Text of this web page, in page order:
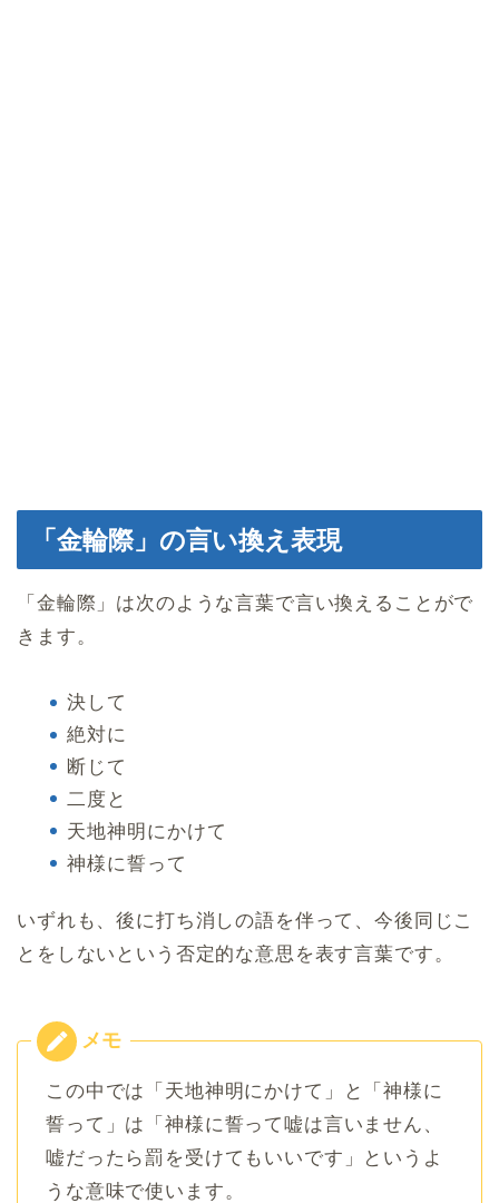
「金輪際」の言い換え表現
「金輪際」は次のような言葉で言い換えることがで
きます。
決して
絶対に
断じて
二度と
天地神明にかけて
神様に誓って
いずれも、後に打ち消しの語を伴って、今後同じこ
とをしないという否定的な意思を表す言葉です。
この中では「天地神明にかけて」と「神様に
誓って」は「神様に誓って嘘は言いません、
嘘だったら罰を受けてもいいです」というよ
うな意味で使います。